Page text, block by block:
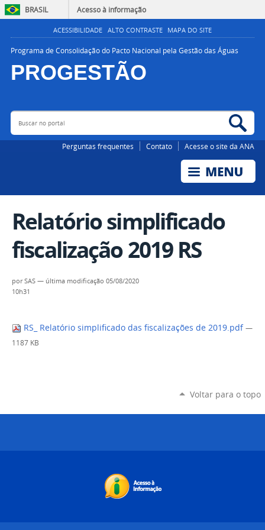
BRASIL Acesso à informação
ACESSIBILIDADE ALTO CONTRASTE MAPA DO SITE
Programa de Consolidação do Pacto Nacional pela Gestão das Águas
PROGESTÃO
AGÊNCIA NACIONAL DE ÁGUAS E SANEAMENTO BÁSICO
Buscar no portal
Perguntas frequentes Contato Acesse o site da ANA
Relatório simplificado
fiscalização 2019 RS
porSAS — última modificação 05/08/2020
10h31
RS_ Relatório simplificado das fiscalizações de 2019.pdf —
1187 KB
Voltar para o topo